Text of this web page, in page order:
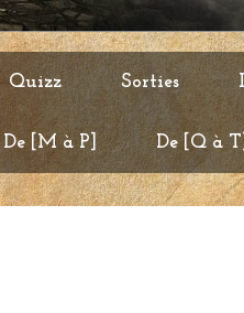
Quizz Sorties
De [M à P] De [Q à T]